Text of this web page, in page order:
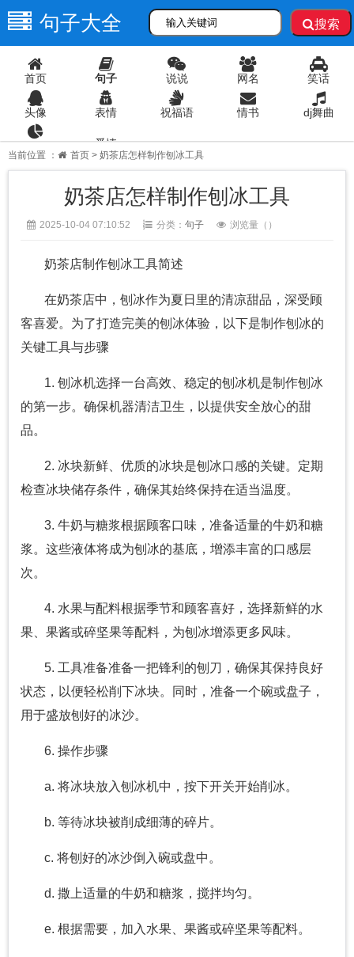
句子大全 搜索
首页 句子 说说 网名 笑话
头像 表情 祝福语 情书 dj舞曲
爱情
当前位置 ： 首页 > 奶茶店怎样制作刨冰工具
奶茶店怎样制作刨冰工具
2025-10-04 07:10:52 分类： 句子 浏览量（ ）
奶茶店制作刨冰工具简述
在奶茶店中，刨冰作为夏日里的清凉甜品，深受顾
客喜爱。为了打造完美的刨冰体验，以下是制作刨冰的
关键工具与步骤
1. 刨冰机选择一台高效、稳定的刨冰机是制作刨冰
的第一步。确保机器清洁卫生，以提供安全放心的甜
品。
2. 冰块新鲜、优质的冰块是刨冰口感的关键。定期
检查冰块储存条件，确保其始终保持在适当温度。
3. 牛奶与糖浆根据顾客口味，准备适量的牛奶和糖
浆。这些液体将成为刨冰的基底，增添丰富的口感层
次。
4. 水果与配料根据季节和顾客喜好，选择新鲜的水
果、果酱或碎坚果等配料，为刨冰增添更多风味。
5. 工具准备准备一把锋利的刨刀，确保其保持良好
状态，以便轻松削下冰块。同时，准备一个碗或盘子，
用于盛放刨好的冰沙。
6. 操作步骤
a. 将冰块放入刨冰机中，按下开关开始削冰。
b. 等待冰块被削成细薄的碎片。
c. 将刨好的冰沙倒入碗或盘中。
d. 撒上适量的牛奶和糖浆，搅拌均匀。
e. 根据需要，加入水果、果酱或碎坚果等配料。